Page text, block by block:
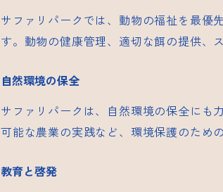
サファリパークでは、動物の福祉を最優
す。動物の健康管理、適切な餌の提供、
自然環境の保全
サファリパークは、自然環境の保全にも
可能な農業の実践など、環境保護のため
教育と啓発